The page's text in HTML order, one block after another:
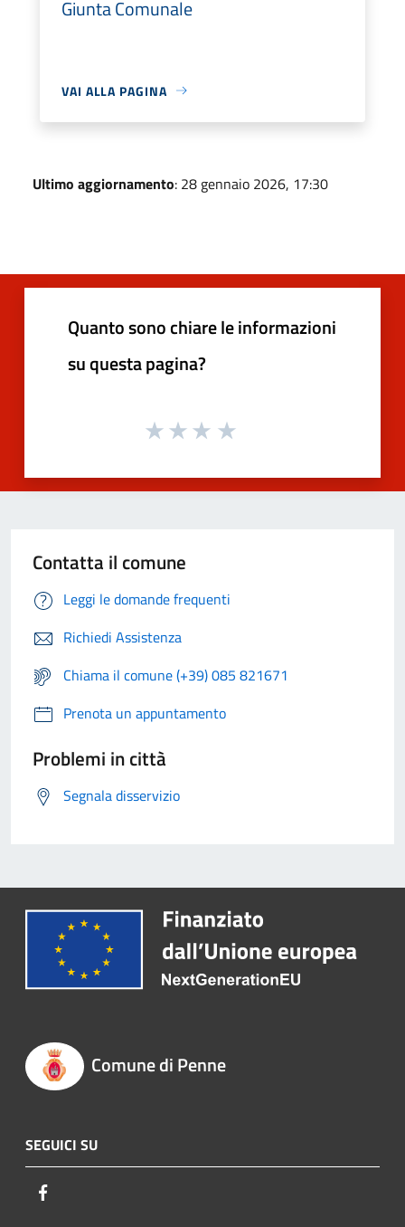
Giunta Comunale
VAI ALLA PAGINA
Ultimo aggiornamento: 28 gennaio 2026, 17:30
Quanto sono chiare le informazioni
su questa pagina?
Contatta il comune
Leggi le domande frequenti
Richiedi Assistenza
Chiama il comune (+39) 085 821671
Prenota un appuntamento
Problemi in città
Segnala disservizio
Comune di Penne
SEGUICI SU